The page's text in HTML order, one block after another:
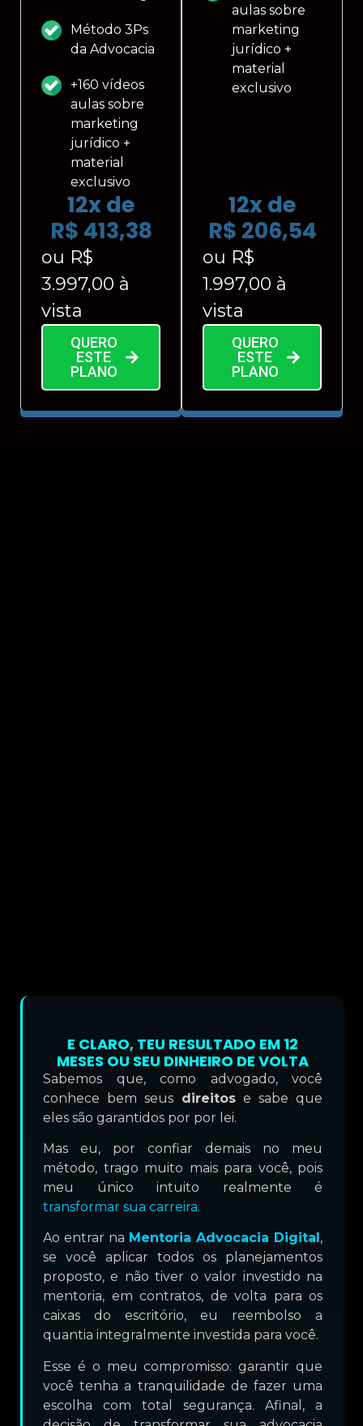
Método 3Ps
da Advocacia
+160 vídeos
aulas sobre
marketing
jurídico +
material
exclusivo
12x de
R$ 413,38
ou R$
3.997,00 à
vista
QUERO
ESTE
PLANO
aulas sobre
marketing
jurídico +
material
exclusivo
12x de
R$ 206,54
ou R$
1.997,00 à
vista
QUERO
ESTE
PLANO
Sabemos que, como advogado, você
conhece bem seus direitose sabe que
eles são garantidos por por lei.
Mas eu, por confiar demais no meu
método, trago muito mais para você, pois
meu único intuito realmente é
transformar sua carreira.
Ao entrar na Mentoria Advocacia Digital ,
se você aplicar todos os planejamentos
proposto, e não tiver o valor investido na
mentoria, em contratos, de volta para os
caixas do escritório, eu reembolso a
quantia integralmente investida para você.
Esse é o meu compromisso: garantir que
você tenha a tranquilidade de fazer uma
escolha com total segurança. Afinal, a
E CLARO, TEU RESULTADO EM 12
MESES OU SEU DINHEIRO DE VOLTA